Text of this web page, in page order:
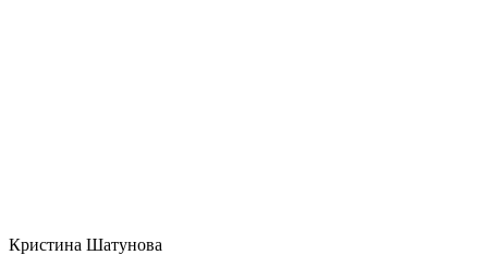
Кристина Шатунова